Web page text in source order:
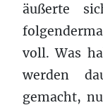
äußerte
voll. Was
werden
gemacht,